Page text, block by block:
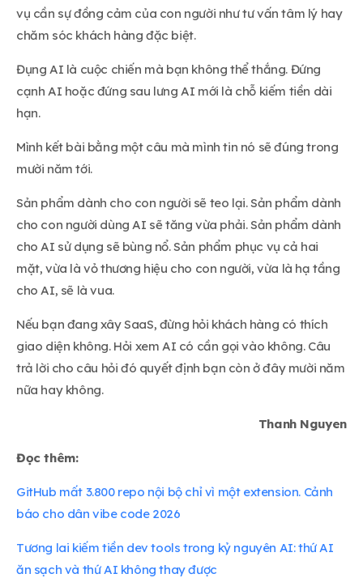
vụ cần sự đồng cảm của con người như tư vấn tâm lý hay
chăm sóc khách hàng đặc biệt.
Đụng AI là cuộc chiến mà bạn không thể thắng. Đứng
cạnh AI hoặc đứng sau lưng AI mới là chỗ kiếm tiền dài
hạn.
Mình kết bài bằng một câu mà mình tin nó sẽ đúng trong
mười năm tới.
Sản phẩm dành cho con người sẽ teo lại. Sản phẩm dành
cho con người dùng AI sẽ tăng vừa phải. Sản phẩm dành
cho AI sử dụng sẽ bùng nổ. Sản phẩm phục vụ cả hai
mặt, vừa là vỏ thương hiệu cho con người, vừa là hạ tầng
cho AI, sẽ là vua.
Nếu bạn đang xây SaaS, đừng hỏi khách hàng có thích
giao diện không. Hỏi xem AI có cần gọi vào không. Câu
trả lời cho câu hỏi đó quyết định bạn còn ở đây mười năm
nữa hay không.
Thanh Nguyen
Đọc thêm:
GitHub mất 3.800 repo nội bộ chỉ vì một extension. Cảnh
báo cho dân vibe code 2026
Tương lai kiếm tiền dev tools trong kỷ nguyên AI: thứ AI
ăn sạch và thứ AI không thay được